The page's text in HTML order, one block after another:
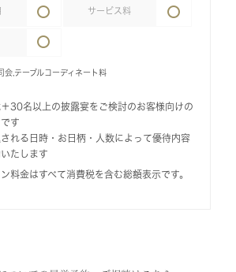
サービス料
会,テーブルコーディネート料
＋30名以上の披露宴をご検討のお客様向けの
す
される日時・お日柄・人数によって優待内容
たします
料金はすべて消費税を含む総額表示です。